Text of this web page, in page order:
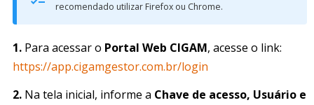
recomendado utilizar Firefox ou Chrome.
1. Para acessar o Portal Web CIGAM, acesse o link:
https://app.cigamgestor.com.br/login
2. Na tela inicial, informe a Chave de acesso, Usuário e